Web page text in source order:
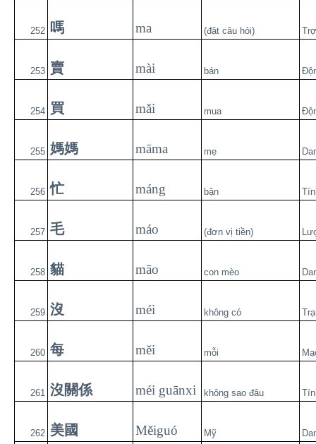
252 嗎 ma (đặt câu hỏi)
253 賣 mài bán
254 買 mǎi mua
255 媽媽 māma mẹ
256 忙 máng bận
257 毛 máo (đơn vị tiền)
258 貓 māo con mèo
259 沒 méi không có
260 每 měi mỗi
261 沒關係 méi guānxi không sao đâu
262 美國 Měiguó Mỹ